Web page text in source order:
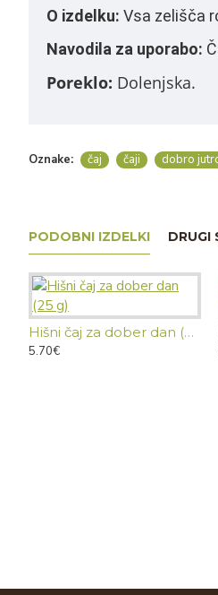
O izdelku: Vsa zelišča
Navodila za uporabo:
Poreklo: Dolenjska.
Oznake: čaj čaji dobro
PODOBNI IZDELKI DRUGI
Hišni čaj za dober dan (25 g)
5.70€